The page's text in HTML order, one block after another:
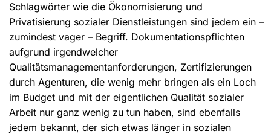
Schlagwörter wie die Ökonomisierung und
Privatisierung sozialer Dienstleistungen sind jedem ein –
zumindest vager – Begriff. Dokumentationspflichten
aufgrund irgendwelcher
Qualitätsmanagementanforderungen, Zertifizierungen
durch Agenturen, die wenig mehr bringen als ein Loch
im Budget und mit der eigentlichen Qualität sozialer
Arbeit nur ganz wenig zu tun haben, sind ebenfalls
jedem bekannt, der sich etwas länger in sozialen